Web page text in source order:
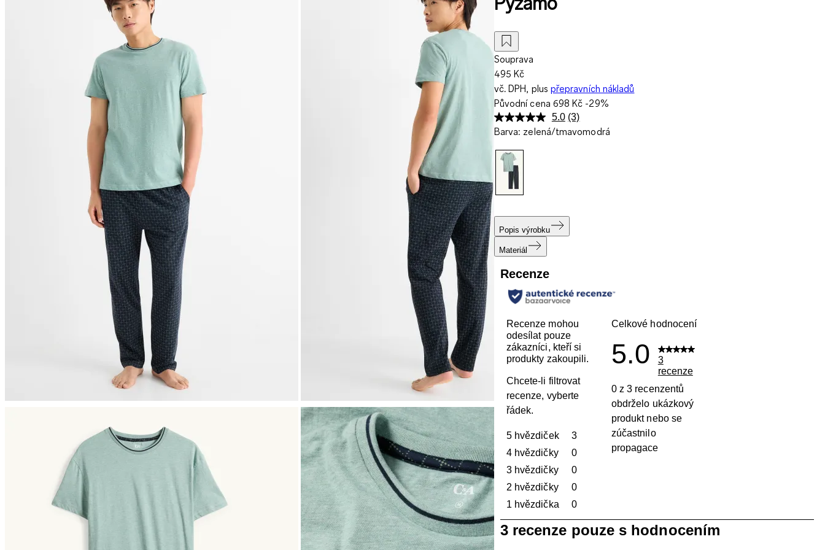
Souprava
495 Kč
vč. DPH, plus přepravních nákladů
Původní cena 698 Kč -29%
5.0 Přečtěte
si
(3)
Barva: zelená/tmavomodrá
Popis výrobku
Materiál
Recenze
Recenze mohou
odesílat pouze
zákazníci, kteří si
produkty zakoupili.
Chcete-li filtrovat
recenze, vyberte
řádek.
5 hvězdičekhvězdičky
3
Počet recenzí s hodnocením 5 hvězdiček: 3.
4 hvězdičkyhvězdičky
0
Počet recenzí s hodnocením 4 hvězdičky: 0.
3 hvězdičkyhvězdičky
0
Počet recenzí s hodnocením 3 hvězdičky: 0.
2 hvězdičkyhvězdičky
0
Počet recenzí s hodnocením 2 hvězdičky: 0.
1 hvězdičkahvězdičky
0
Počet recenzí s hodnocením 1 hvězdička: 0.
Celkové hodnocení
5.0
3
recenze
0 z 3 recenzentů
obdrželo ukázkový
produkt nebo se
zúčastnilo
propagace
1
až
3 recenze pouze s hodnocením